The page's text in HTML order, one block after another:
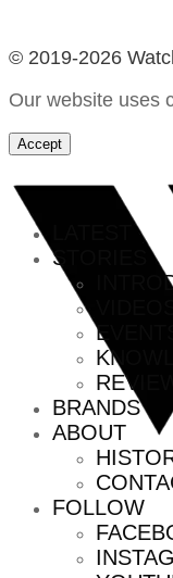
© 2019-2026
Our website uses
Accept
STORIES
EVENTS
BRANDS
ABOUT
FOLLOW